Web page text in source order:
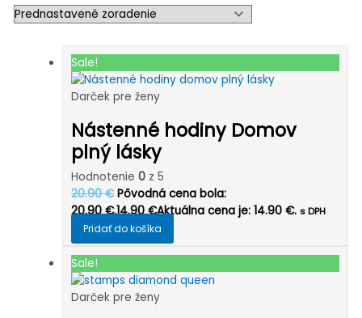
Sale!
Darček pre ženy
Nástenné hodiny Domov
plný lásky
Hodnotenie 0 z 5
20.90€ Pôvodná cena bola:
20.90 €.14.90€Aktuálna cena je: 14.90 €. s DPH
Pridať do košíka
Sale!
Darček pre ženy